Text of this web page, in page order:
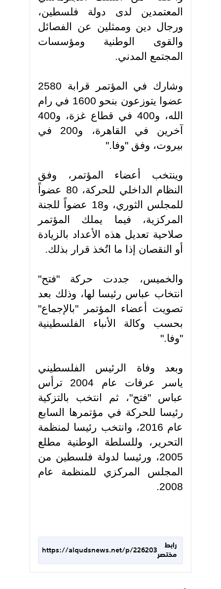
المعتمدين لدى دولة فلسطين،
ورجال دين وممثلين عن الفصائل
والقوى الوطنية ومؤسسات
المجتمع المدني.
وشارك في المؤتمر قرابة 2580
عضوا يتوزعون بنحو 1600 في رام
الله، و400 في قطاع غزة، و400
آخرين في القاهرة، و200 في
بيروت، وفق "وفا".
وينتخب أعضاء المؤتمر، وفق
النظام الداخلي للحركة، 80 عضواً
للمجلس الثوري، و18 عضواً للجنة
المركزية، فيما يملك المؤتمر
صلاحية تعديل هذه الأعداد بالزيادة
أو النقصان إذا ما اتُخذ قرار بذلك.
والخميس، جددت حركة "فتح"
انتخاب عباس رئيسا لها، وذلك بعد
تصويت أعضاء المؤتمر "بالإجماع"
بحسب وكالة الأنباء الفلسطينية
"وفا".
وبعد وفاة الرئيس الفلسطيني
ياسر عرفات عام 2004 ترأس
عباس "فتح"، ثم انتخب بالتزكية
رئيسا للحركة في مؤتمرها السابع
عام 2016، وانتخب رئيسا لمنظمة
التحرير، وللسلطة الوطنية مطلع
2005، ورئيسا لدولة فلسطين من
المجلس المركزي للمنظمة عام
2008.
رابط
مختصر
https://alqudsnews.net/p/226203